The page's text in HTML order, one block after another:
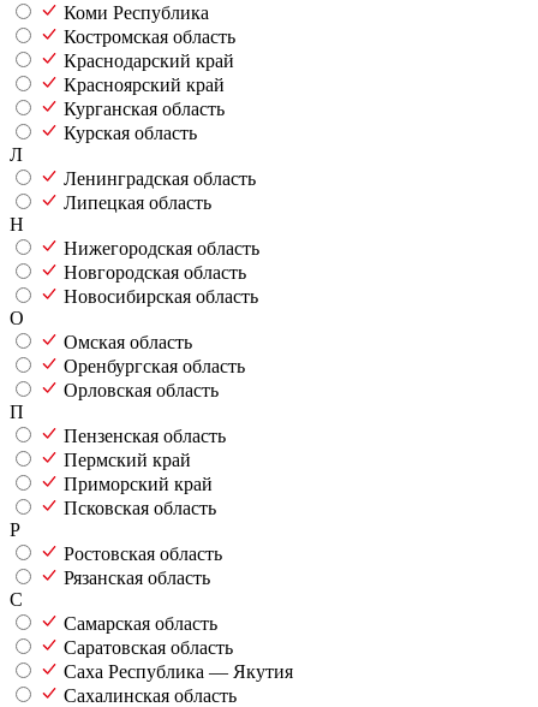
Коми Республика
Костромская область
Краснодарский край
Красноярский край
Курганская область
Курская область
Л
Ленинградская область
Липецкая область
Н
Нижегородская область
Новгородская область
Новосибирская область
О
Омская область
Оренбургская область
Орловская область
П
Пензенская область
Пермский край
Приморский край
Псковская область
Р
Ростовская область
Рязанская область
С
Самарская область
Саратовская область
Саха Республика — Якутия
Сахалинская область